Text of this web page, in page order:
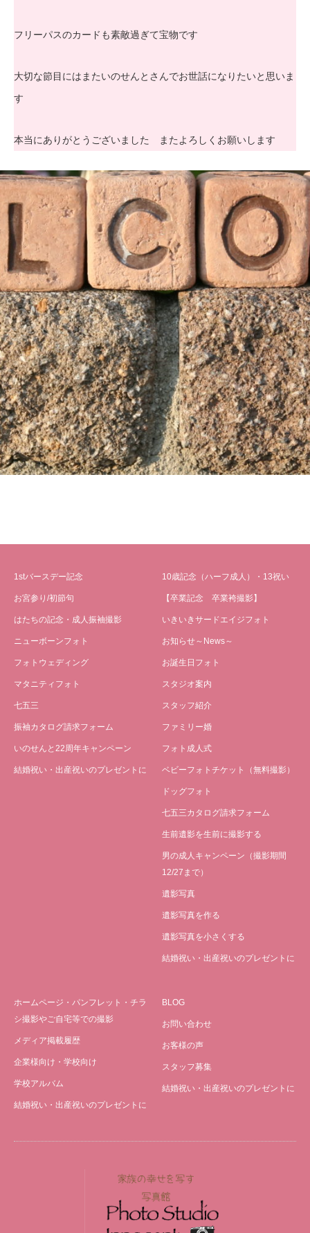
フリーパスのカードも素敵過ぎて宝物です
大切な節目にはまたいのせんとさんでお世話になりたいと思いま
す
本当にありがとうございました またよろしくお願いします
1stバースデー記念
お宮参り/初節句
はたちの記念・成人振袖撮影
ニューボーンフォト
フォトウェディング
マタニティフォト
七五三
振袖カタログ請求フォーム
いのせんと22周年キャンペーン
結婚祝い・出産祝いのプレゼントに
10歳記念（ハーフ成人）・13祝い
【卒業記念 卒業袴撮影】
いきいきサードエイジフォト
お知らせ～News～
お誕生日フォト
スタジオ案内
スタッフ紹介
ファミリー婚
フォト成人式
ベビーフォトチケット（無料撮影）
ドッグフォト
七五三カタログ請求フォーム
生前遺影を生前に撮影する
男の成人キャンペーン（撮影期間
12/27まで）
遺影写真
遺影写真を作る
遺影写真を小さくする
結婚祝い・出産祝いのプレゼントに
ホームページ・パンフレット・チラ
シ撮影やご自宅等での撮影
メディア掲載履歴
企業様向け・学校向け
学校アルバム
結婚祝い・出産祝いのプレゼントに
BLOG
お問い合わせ
お客様の声
スタッフ募集
結婚祝い・出産祝いのプレゼントに